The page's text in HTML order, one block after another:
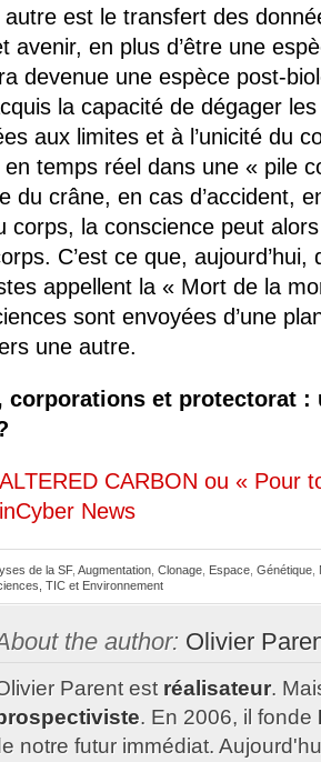
est le transfert des
avenir, en plus d’être une
devenue une espèce post-
la capacité de dégager
aux limites et à l’unicité du
temps réel dans une « pile
du crâne, en cas d’accident,
corps, la conscience peut
C’est ce que,
appellent la « Mort de la
sont envoyées d’une
une autre.
corporations et protectorat :
ALTERED CARBON ou « Pour
News
de la SF, Augmentation Clonage Espace Génétique
TIC et Environnement
the author: Olivier
Parent est réalisateur.
. En 2006, il fonde
notre futur immédiat.